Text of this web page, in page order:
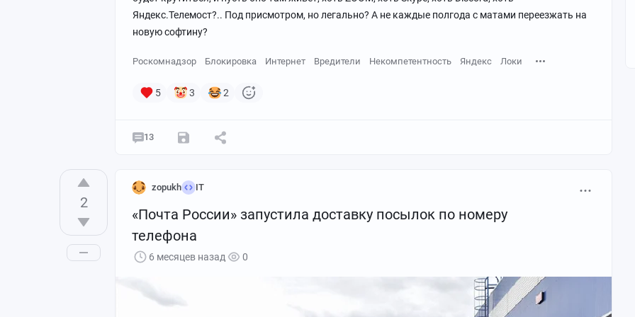
Яндекс.Телемост?.. Под присмотром, но легально? А не каждые полгода с матами переезжать на
новую софтину?
Роскомнадзор Блокировка Интернет Вредители Некомпетентность Яндекс Локи
5 3 2
13
2
zopukh IT
«Почта России» запустила доставку посылок по номеру
телефона
6 месяцев назад 0